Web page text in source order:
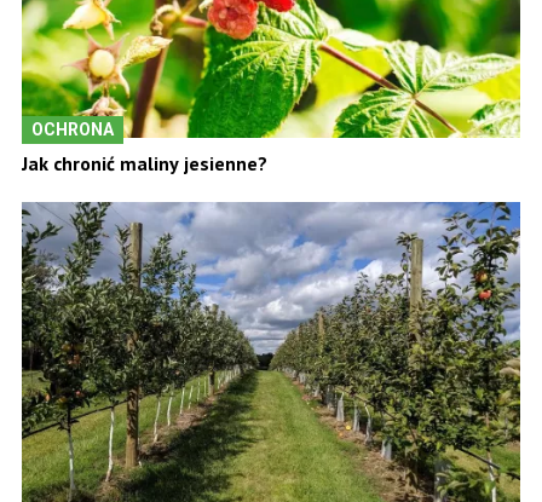
OCHRONA
Jak chronić maliny jesienne?